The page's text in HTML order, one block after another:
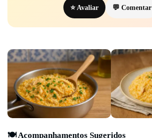
⭐ Avaliar 💬 Comentar
🍽️ Acompanhamentos Sugeridos